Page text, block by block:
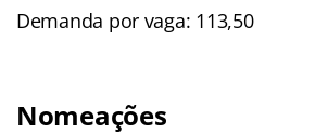
Demanda por vaga: 113,50
Nomeações